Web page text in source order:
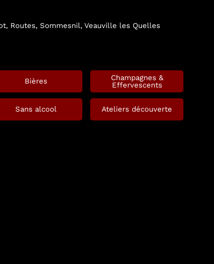
Routes, Sommesnil, Veauville les Quelles
Bières
Champagnes &
Effervescents
Ateliers découverte
Sans alcool